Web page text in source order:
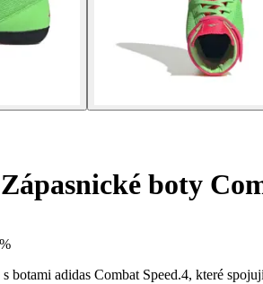
Zápasnické boty
botami adidas Combat Speed.4, které